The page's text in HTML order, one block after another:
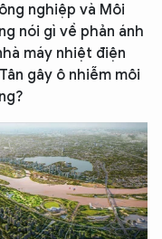
nghiệp và Môi
nói gì về phản ánh
máy nhiệt điện
gây ô nhiễm môi